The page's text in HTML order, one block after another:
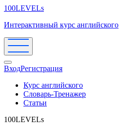
100LEVELs
Интерактивный курс английского
ВходРегистрация
Курс английского
Словарь-Тренажер
Статьи
100LEVELs